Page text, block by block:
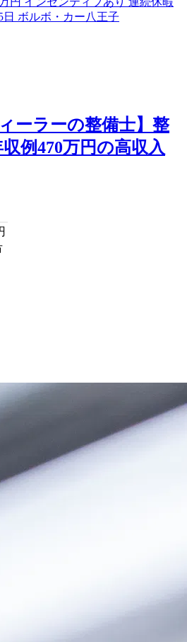
ーラーの整備士】整
例470万円の高収入